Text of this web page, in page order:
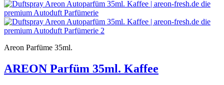
Areon Parfüme 35ml.
AREON Parfüm 35ml. Kaffee